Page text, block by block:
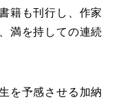
籍も刊行し、作家
満を持しての連続
を予感させる加納